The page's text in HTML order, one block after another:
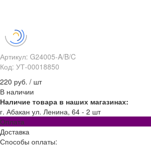
Артикул: G24005-A/B/C
Код: УТ-00018850
220 руб. / шт
В наличии
Наличие товара в наших магазинах:
г. Абакан ул. Ленина, 64 - 2 шт
Оплата
Доставка
Способы оплаты: